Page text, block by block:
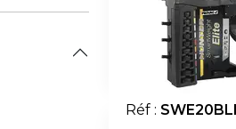
Réf :